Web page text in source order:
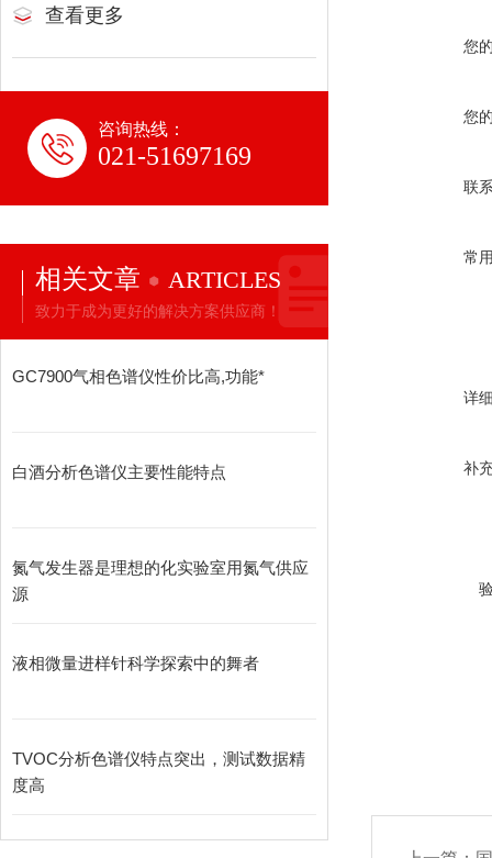
查看更多
咨询热线：
021-51697169
相关文章 ARTICLES
致力于成为更好的解决方案供应商！
GC7900气相色谱仪性价比高,功能*
白酒分析色谱仪主要性能特点
氮气发生器是理想的化实验室用氮气供应
源
液相微量进样针科学探索中的舞者
TVOC分析色谱仪特点突出，测试数据精
度高
您
您
联
常
详
补